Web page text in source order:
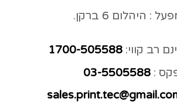
: היהלום 6 ברקן.
רב קווי: 1700-505588
:
03-5505588